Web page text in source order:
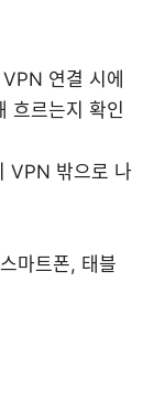
연결 시에
흐르는지 확인
VPN 밖으로 나
마트폰, 태블